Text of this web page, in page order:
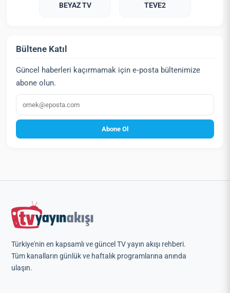
BEYAZ TV TEVE2
Bültene Katıl
Güncel haberleri kaçırmamak için e‑posta bültenimize
abone olun.
E‑posta
Abone Ol
Türkiye'nin en kapsamlı ve güncel TV yayın akışı rehberi.
Tüm kanalların günlük ve haftalık programlarına anında
ulaşın.